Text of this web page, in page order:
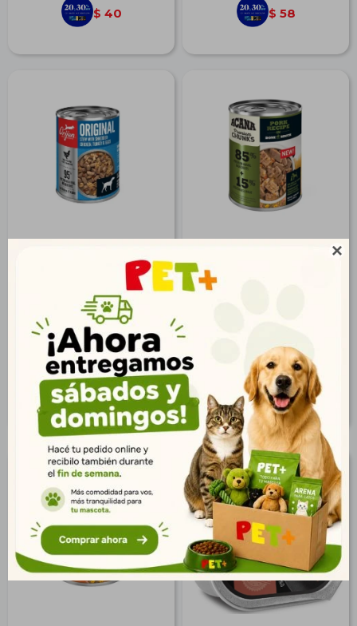

$ 40 $ 58
Pate Humedo Para Perros
Sabor Estofado 363 Gr
513
$ 371
$ 416
Pate Humedo Para Perros
C/Trozos De Cerdo 363 Gr
$ 350